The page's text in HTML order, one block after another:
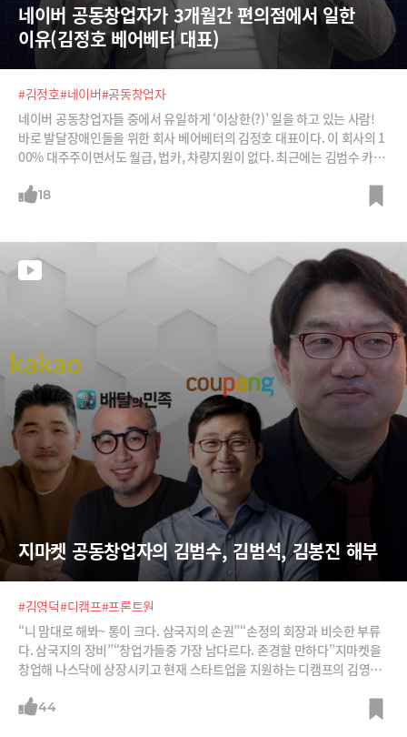
네이버 공동창업자가 3개월간 편의점에서 일한
이유(김정호 베어베터 대표)
#김정호#네이버#공동창업자
네이버 공동창업자들 중에서 유일하게 ‘이상한(?)’ 일을 하고 있는 사람!
바로 발달장애인들을 위한 회사 베어베터의 김정호 대표이다. 이 회사의 1
00% 대주주이면서도 월급, 법카, 차량지원이 없다. 최근에는 김범수 카카
장을 맡았지만 이 역시 ‘NO 월급‧법카‧차량’ 조건으로 수락했다. 김 대
18
지마켓 공동창업자의 김범수, 김범석, 김봉진 해부
#김영덕#디캠프#프론트원
“니 맘대로 해봐~ 통이 크다. 삼국지의 손권”“손정의 회장과 비슷한 부류
다. 삼국지의 장비”“창업가들중 가장 남다르다. 존경할 만하다”지마켓을
창업해 나스닥에 상장시키고 현재 스타트업을 지원하는 디캠프의 김영덕
구에 대한 평가인지 매칭시켜보시죠.
44